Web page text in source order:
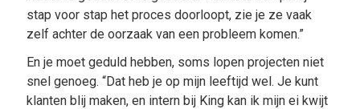
stap voor stap het proces doorloopt, zie je ze vaak
zelf achter de oorzaak van een probleem komen.”
En je moet geduld hebben, soms lopen projecten niet
snel genoeg. “Dat heb je op mijn leeftijd wel. Je kunt
klanten blij maken, en intern bij King kan ik mijn ei kwijt